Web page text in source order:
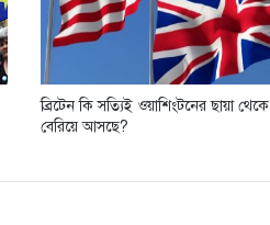
ব্রিটেন কি সত্যিই ওয়াশিংটনের ছায়া থেকে
বেরিয়ে আসছে?